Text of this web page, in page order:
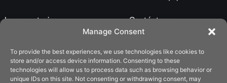
Manage Consent
To provide the best experiences, we use technologies like cookies to
store and/or access device information. Consenting to these
technologies will allow us to process data such as browsing behavior or
unique IDs on this site. Not consenting or withdrawing consent, may
Largometrajes
Catálogo
Contáctanos